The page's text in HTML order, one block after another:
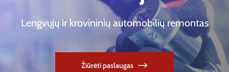
Lengvųjų ir krovininių automobilių remontas
Žiūrėti paslaugas